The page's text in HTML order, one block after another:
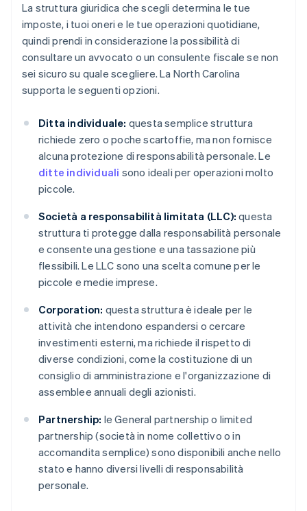
La struttura giuridica che scegli determina le tue
imposte, i tuoi oneri e le tue operazioni quotidiane,
quindi prendi in considerazione la possibilità di
consultare un avvocato o un consulente fiscale se non
sei sicuro su quale scegliere. La North Carolina
supporta le seguenti opzioni.
Ditta individuale: questa semplice struttura
richiede zero o poche scartoffie, ma non fornisce
alcuna protezione di responsabilità personale. Le
ditte individuali sono ideali per operazioni molto
piccole.
Società a responsabilità limitata (LLC): questa
struttura ti protegge dalla responsabilità personale
e consente una gestione e una tassazione più
flessibili. Le LLC sono una scelta comune per le
piccole e medie imprese.
Corporation: questa struttura è ideale per le
attività che intendono espandersi o cercare
investimenti esterni, ma richiede il rispetto di
diverse condizioni, come la costituzione di un
consiglio di amministrazione e l'organizzazione di
assemblee annuali degli azionisti.
Partnership: le General partnership o limited
partnership (società in nome collettivo o in
accomandita semplice) sono disponibili anche nello
stato e hanno diversi livelli di responsabilità
personale.